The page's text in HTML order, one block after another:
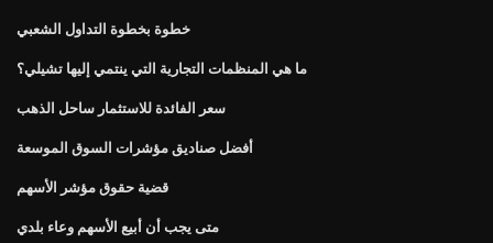
خطوة بخطوة التداول الشعبي
ما هي المنظمات التجارية التي ينتمي إليها تشيلي؟
سعر الفائدة للاستثمار ساحل الذهب
أفضل صناديق مؤشرات السوق الموسعة
قضية حقوق مؤشر الأسهم
متى يجب أن أبيع الأسهم وعاء بلدي